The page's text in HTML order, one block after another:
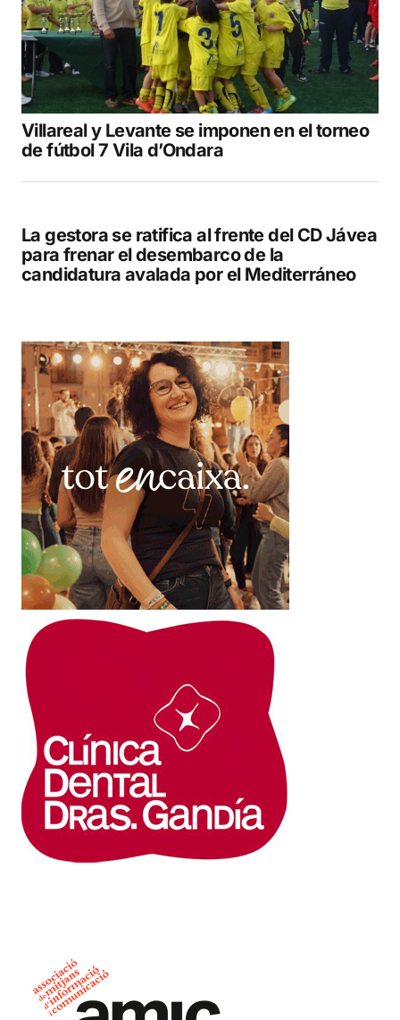
Villareal y Levante se imponen en el torneo
de fútbol 7 Vila d’Ondara
La gestora se ratifica al frente del CD Jávea
para frenar el desembarco de la
candidatura avalada por el Mediterráneo